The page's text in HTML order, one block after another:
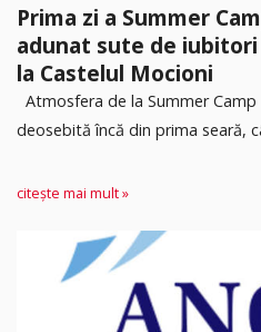
Prima zi a Summer
adunat sute de
la Castelul Mocioni
Atmosfera de la Summer
deosebită încă din prima seară,
citește mai mult »